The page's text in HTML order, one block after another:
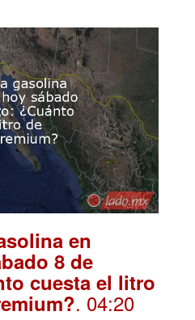
en
8 de
cuesta el litro
. 04:20